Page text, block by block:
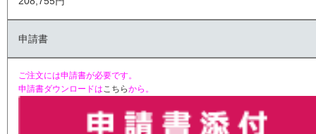
申請書
ご注文には申請書が必要です。
申請書ダウンロードはこちらから。